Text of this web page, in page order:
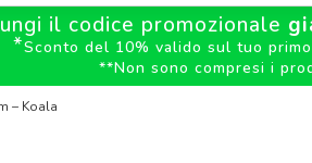
il codice promozionale
*Sconto del 10% valido sul tuo
**Non sono compresi i
– Koala